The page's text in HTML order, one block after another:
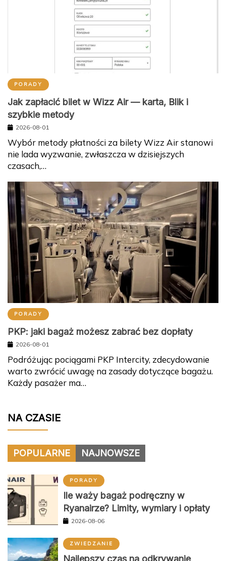
Jak zapłacić bilet w Wizz Air — karta, Blik i
szybkie metody
2026-08-01
Wybór metody płatności za bilety Wizz Air stanowi
nie lada wyzwanie, zwłaszcza w dzisiejszych
czasach,…
PORADY
PKP: jaki bagaż możesz zabrać bez dopłaty
2026-08-01
Podróżując pociągami PKP Intercity, zdecydowanie
warto zwrócić uwagę na zasady dotyczące bagażu.
Każdy pasażer ma…
Ile waży bagaż podręczny w
Ryanairze? Limity, wymiary i opłaty
2026-08-06
Najlepszy czas na odkrywanie